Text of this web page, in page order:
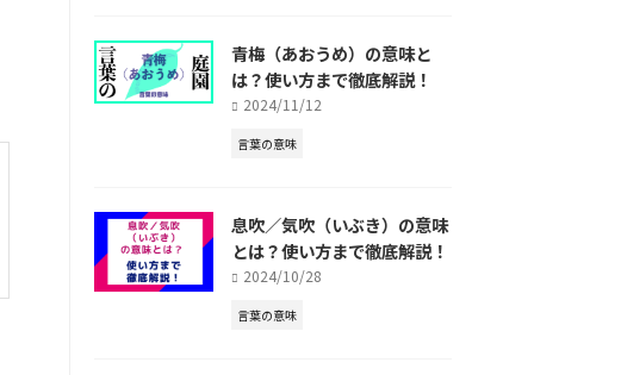
青梅（あおうめ）の意味と
は？使い方まで徹底解説！
2024/11/12
言葉の意味
息吹／気吹（いぶき）の意味
とは？使い方まで徹底解説！
2024/10/28
言葉の意味